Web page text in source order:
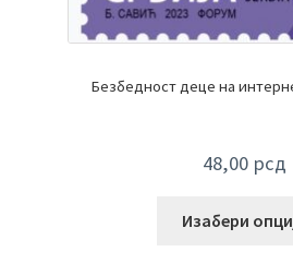
Безбедност деце на
48,00 рсд
Изабери